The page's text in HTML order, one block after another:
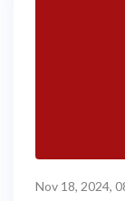
Nov 18, 2024,